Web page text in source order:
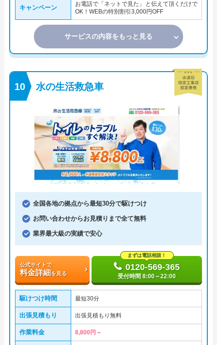
キャンペーン
お電話で「ネットで見た」と伝えて頂くだけで
OK！WEBの特別割引3,000円OFF
サービスの内容をもっと見る
水の生活救急車
全国各地の拠点から最短30分で駆けつけ
お問い合わせからお見積りまで全て無料
業界最大級の実績で安心
公式サイトで
料金詳細を見る
まずは電話相談！
0120-569-365
受付時間 8:00～22:00
駆けつけ時間 最短30分
出張見積もり 出張見積もり無料
作業料金 8,800円～